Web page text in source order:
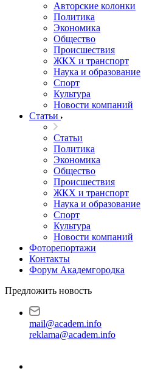
Авторские колонки
Политика
Экономика
Общество
Происшествия
ЖКХ и транспорт
Наука и образование
Спорт
Культура
Новости компаний
Статьи
Статьи
Политика
Экономика
Общество
Происшествия
ЖКХ и транспорт
Наука и образование
Спорт
Культура
Новости компаний
Фоторепортажи
Контакты
Форум Академгородка
Предложить новость
mail@academ.info
reklama@academ.info